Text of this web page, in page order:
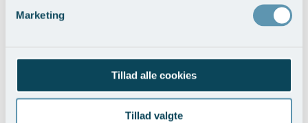
Marketing
Tillad alle cookies
Tillad valgte
Ønsker du at booke en konsultation er du også